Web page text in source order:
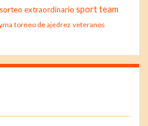
sorteo extraordinario sport team
torneo de ajedrez veteranos